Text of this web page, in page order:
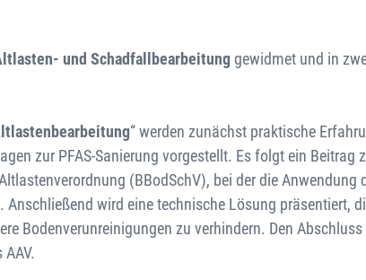
und Schadfallbearbeitung gewidmet und in
“ werden zunächst praktische
zur PFAS-Sanierung vorgestellt. Es folgt ein Beitrag
(BBodSchV), bei der die Anwendung
wird eine technische Lösung präsentiert,
Bodenverunreinigungen zu verhindern. Den